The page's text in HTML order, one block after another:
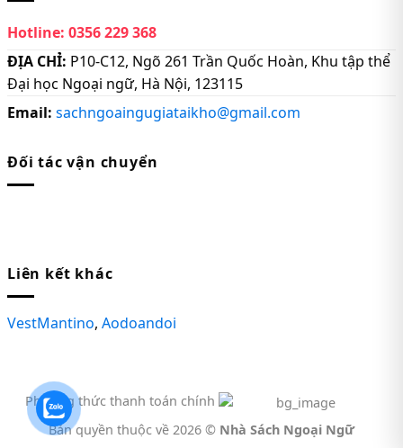
Hotline: 0356 229 368
ĐỊA CHỈ: P10-C12, Ngõ 261 Trần Quốc Hoàn, Khu tập thể
Đại học Ngoại ngữ, Hà Nội, 123115
Email: sachngoaingugiataikho@gmail.com
Đối tác vận chuyển
Liên kết khác
VestMantino, Aodoandoi
Phương thức thanh toán chính
Bản quyền thuộc về 2026 © Nhà Sách Ngoại Ngữ